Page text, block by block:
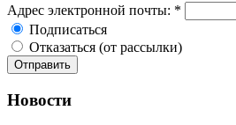
Адрес электронной почты: *
Подписаться
Отказаться (от рассылки)
Новости